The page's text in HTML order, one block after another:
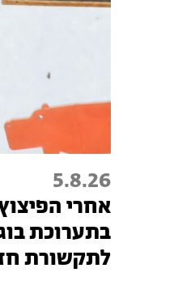
5.8.26
אחרי
בתערוכת
לתקשורת